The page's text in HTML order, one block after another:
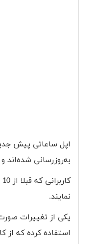
اپل ساعاتی پیش
به‌روزرسانی شده‌اند
کاربرانی که قبلا از 10
نمایند.
یکی از تغییرات
استفاده کرده که از